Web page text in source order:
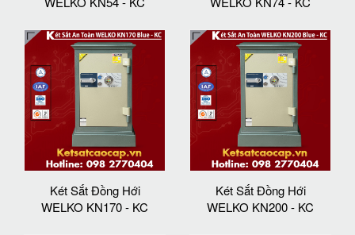
Két Sắt Đồng Hới
WELKO KN170 - KC
Két Sắt Đồng Hới
WELKO KN200 - KC